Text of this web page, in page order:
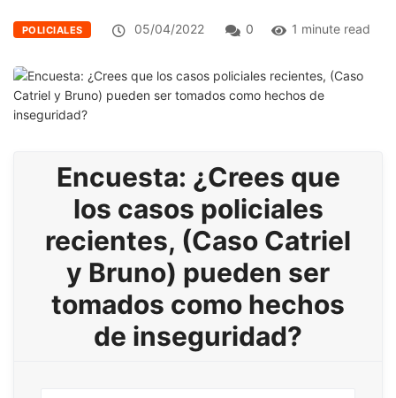
POLICIALES 05/04/2022 0 1 minute read
Encuesta: ¿Crees que
los casos policiales
recientes, (Caso Catriel
y Bruno) pueden ser
tomados como hechos
de inseguridad?